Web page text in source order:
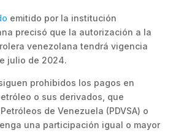
emitido por la institución
precisó que la autorización a la
venezolana tendrá vigencia
julio de 2024.
prohibidos los pagos en
o sus derivados, que
de Venezuela (PDVSA) o
una participación igual o mayor